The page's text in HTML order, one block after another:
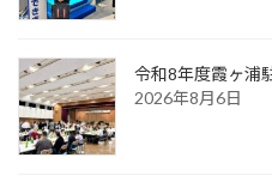
令和8年度霞ヶ浦
2026年8月6日